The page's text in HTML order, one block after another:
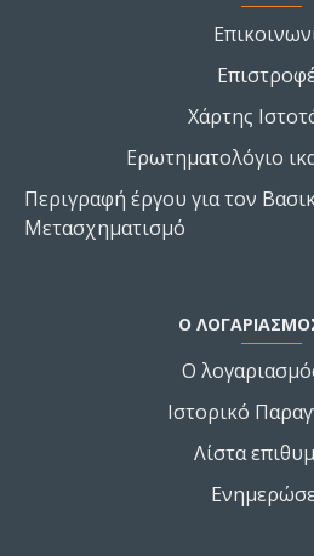
Χάρτης
Ερωτηματολόγιο
Περιγραφή έργου για τον
Μετασχηματισμό
Ο
Ο
Ιστορικό
Λίστα